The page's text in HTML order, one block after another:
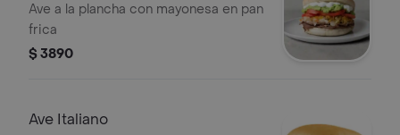
Ave a la plancha con mayonesa en pan
frica
$ 3890
Ave Italiano